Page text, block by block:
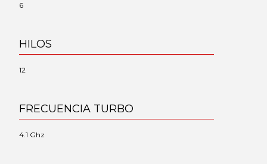
6
HILOS
12
FRECUENCIA TURBO
4.1 Ghz